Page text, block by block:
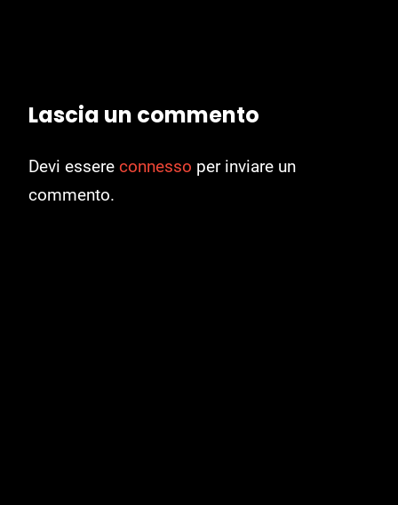
Lascia un commento
Devi essere connesso per inviare un
commento.